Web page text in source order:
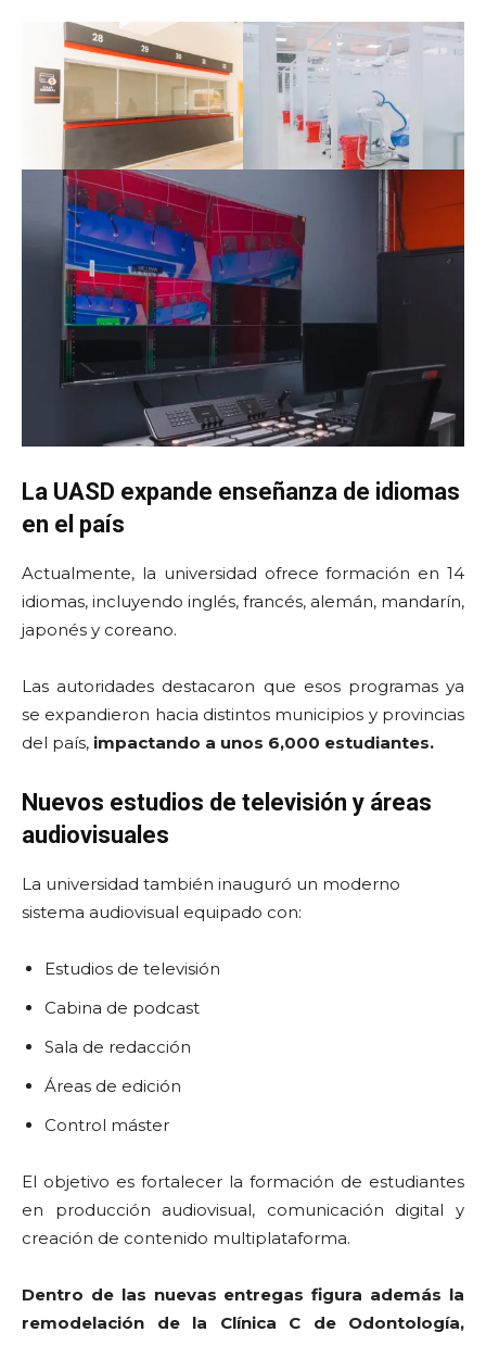
La UASD expande enseñanza de idiomas
en el país
Actualmente, la universidad ofrece formación en 14
idiomas, incluyendo inglés, francés, alemán, mandarín,
japonés y coreano.
Las autoridades destacaron que esos programas ya
se expandieron hacia distintos municipios y provincias
del país, impactando a unos 6,000 estudiantes.
Nuevos estudios de televisión y áreas
audiovisuales
La universidad también inauguró un moderno
sistema audiovisual equipado con:
Estudios de televisión
Cabina de podcast
Sala de redacción
Áreas de edición
Control máster
El objetivo es fortalecer la formación de estudiantes
en producción audiovisual, comunicación digital y
creación de contenido multiplataforma.
Dentro de las nuevas entregas figura además la
remodelación de la Clínica C de Odontología,